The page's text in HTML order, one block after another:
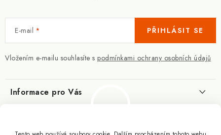
E-mail
Vložením e-mailu souhlasíte s podmínkami ochrany osobních údajů
PŘIHLÁSIT SE
Informace pro Vás
Slovník pojmů